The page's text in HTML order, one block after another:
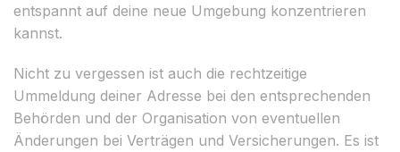
entspannt auf deine neue Umgebung konzentrieren
kannst.
Nicht zu vergessen ist auch die rechtzeitige
Ummeldung deiner Adresse bei den entsprechenden
Behörden und der Organisation von eventuellen
Änderungen bei Verträgen und Versicherungen. Es ist